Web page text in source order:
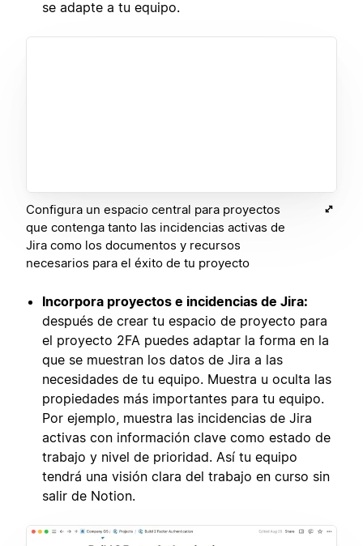
se adapte a tu equipo.
Configura un espacio central para proyectos
que contenga tanto las incidencias activas de
Jira como los documentos y recursos
necesarios para el éxito de tu proyecto
Incorpora proyectos e incidencias de Jira:
después de crear tu espacio de proyecto para
el proyecto 2FA puedes adaptar la forma en la
que se muestran los datos de Jira a las
necesidades de tu equipo. Muestra u oculta las
propiedades más importantes para tu equipo.
Por ejemplo, muestra las incidencias de Jira
activas con información clave como estado de
trabajo y nivel de prioridad. Así tu equipo
tendrá una visión clara del trabajo en curso sin
salir de Notion.